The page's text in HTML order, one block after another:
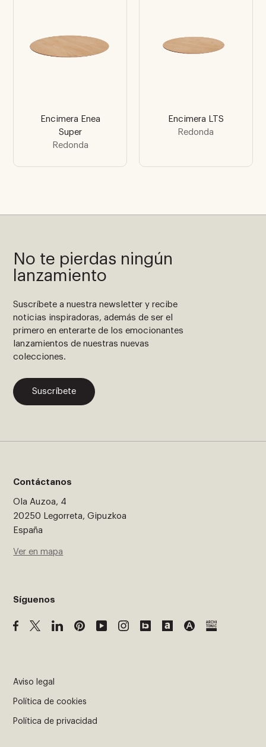
Encimera Enea
Super
Redonda
Encimera LTS
Redonda
No te pierdas ningún
lanzamiento
Suscríbete a nuestra newsletter y recibe
noticias inspiradoras, además de ser el
primero en enterarte de los emocionantes
lanzamientos de nuestras nuevas
colecciones.
Suscríbete
Contáctanos
Ola Auzoa, 4
20250 Legorreta, Gipuzkoa
España
Ver en mapa
Síguenos
Aviso legal
Política de cookies
Política de privacidad